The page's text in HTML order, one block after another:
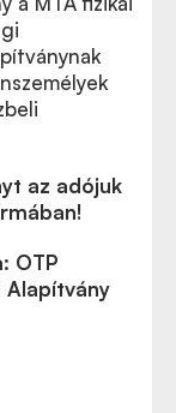
az adójuk
OTP